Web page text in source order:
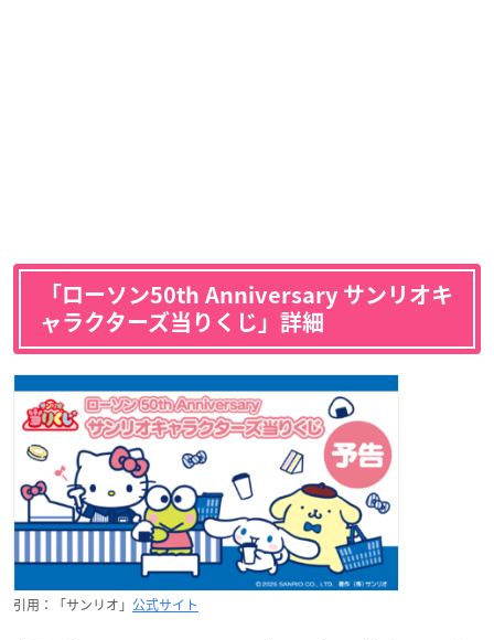
「ローソン50th Anniversary サンリオキ
ャラクターズ当りくじ」詳細
引用：「サンリオ」 公式サイト